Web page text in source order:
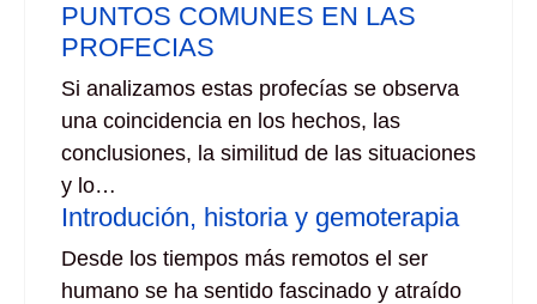
PUNTOS COMUNES EN LAS
PROFECIAS
Si analizamos estas profecías se observa
una coincidencia en los hechos, las
conclusiones, la similitud de las situaciones
y lo…
Introdución, historia y gemoterapia
Desde los tiempos más remotos el ser
humano se ha sentido fascinado y atraído